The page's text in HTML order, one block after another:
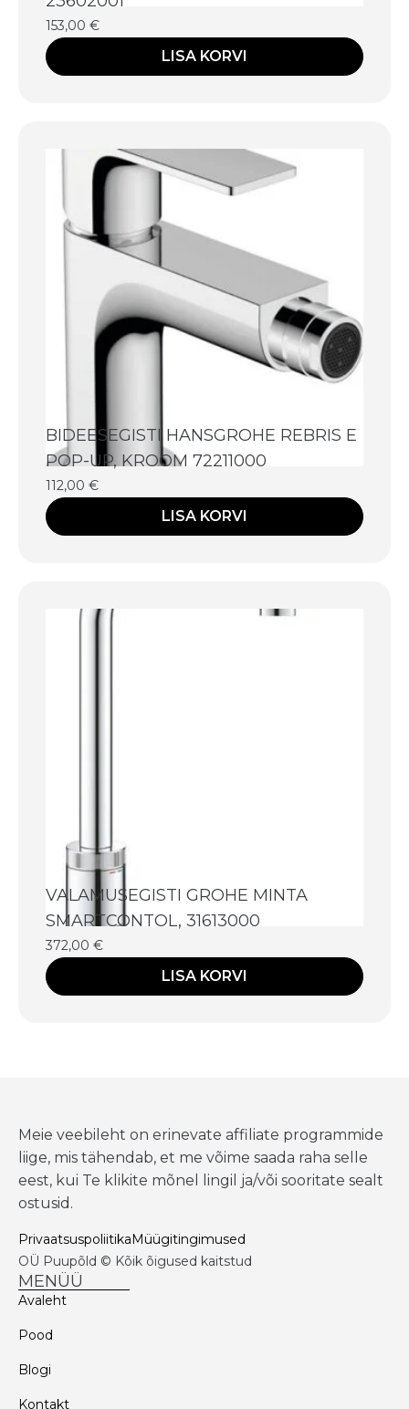
153,00 €
LISA KORVI
BIDEESEGISTI HANSGROHE REBRIS E
POP-UP, KROOM 72211000
112,00 €
LISA KORVI
VALAMUSEGISTI GROHE MINTA
SMARTCONTOL, 31613000
372,00 €
LISA KORVI
Meie veebileht on erinevate affiliate programmide
liige, mis tähendab, et me võime saada raha selle
eest, kui Te klikite mõnel lingil ja/või sooritate sealt
ostusid.
PrivaatsuspoliitikaMüügitingimused
OÜ Puupõld © Kõik õigused kaitstud
MENÜÜ
Avaleht
Pood
Blogi
Kontakt